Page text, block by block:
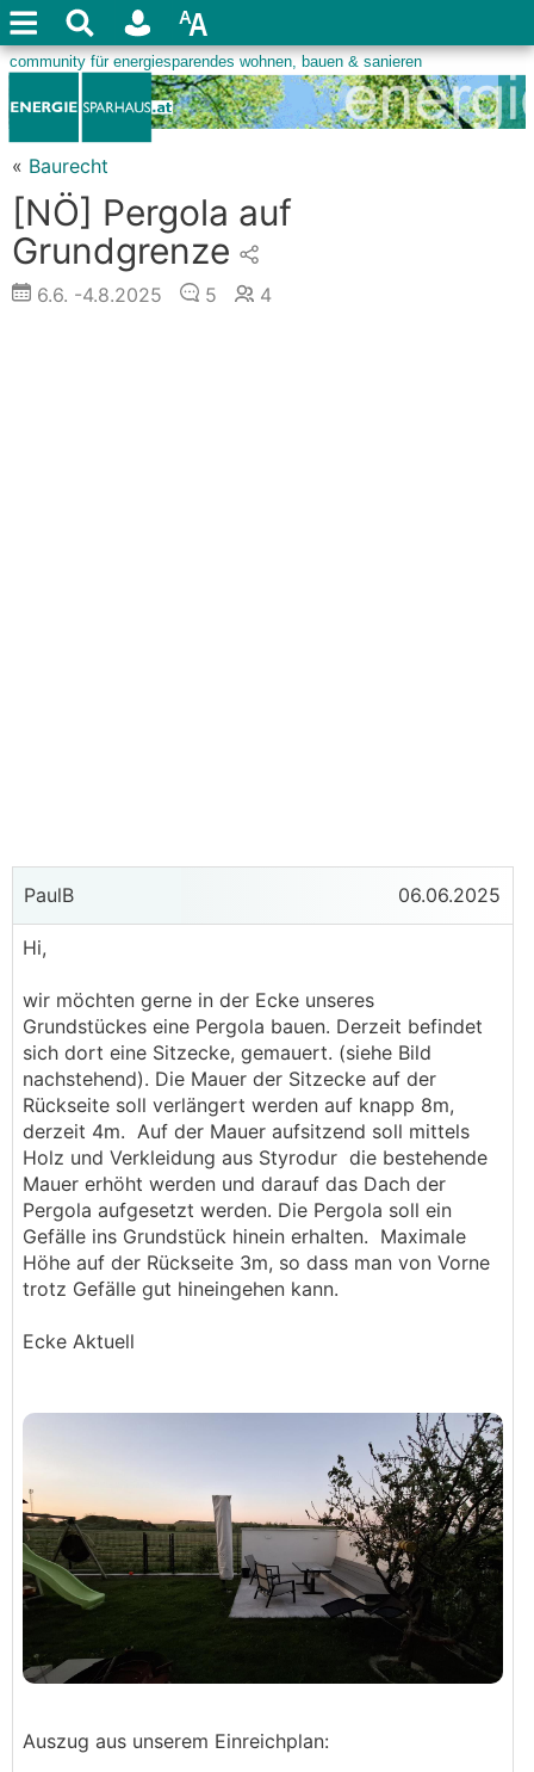
« Baurecht
[NÖ] Pergola auf
Grundgrenze
6.6. -4.8.2025 5 4
PaulB 06.06.2025
Hi,
wir möchten gerne in der Ecke unseres
Grundstückes eine Pergola bauen. Derzeit befindet
sich dort eine Sitzecke, gemauert. (siehe Bild
nachstehend). Die Mauer der Sitzecke auf der
Rückseite soll verlängert werden auf knapp 8m,
derzeit 4m. Auf der Mauer aufsitzend soll mittels
Holz und Verkleidung aus Styrodur die bestehende
Mauer erhöht werden und darauf das Dach der
Pergola aufgesetzt werden. Die Pergola soll ein
Gefälle ins Grundstück hinein erhalten. Maximale
Höhe auf der Rückseite 3m, so dass man von Vorne
trotz Gefälle gut hineingehen kann.
Ecke Aktuell
Auszug aus unserem Einreichplan: